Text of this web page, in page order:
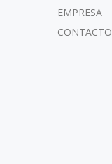
EMPRESA
CONTACTO